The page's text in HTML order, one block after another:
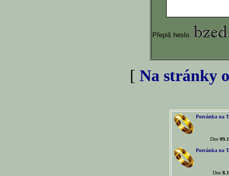
Přepiš heslo
[ Na stránky
Pozvánka na
Dne
Pozvánka na
Dne